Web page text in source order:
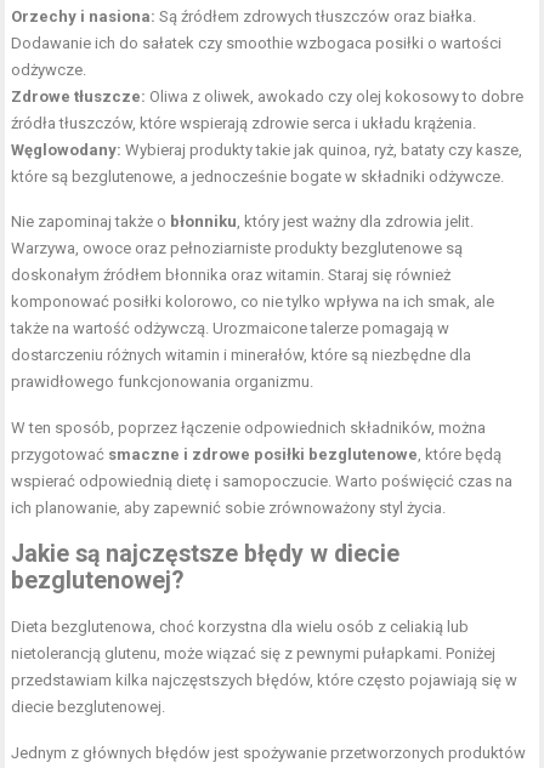
Orzechy i nasiona: Są źródłem zdrowych tłuszczów oraz białka.
Dodawanie ich do sałatek czy smoothie wzbogaca posiłki o wartości
odżywcze.
Zdrowe tłuszcze: Oliwa z oliwek, awokado czy olej kokosowy to dobre
źródła tłuszczów, które wspierają zdrowie serca i układu krążenia.
Węglowodany: Wybieraj produkty takie jak quinoa, ryż, bataty czy kasze,
które są bezglutenowe, a jednocześnie bogate w składniki odżywcze.
Nie zapominaj także o błonniku , który jest ważny dla zdrowia jelit.
Warzywa, owoce oraz pełnoziarniste produkty bezglutenowe są
doskonałym źródłem błonnika oraz witamin. Staraj się również
komponować posiłki kolorowo, co nie tylko wpływa na ich smak, ale
także na wartość odżywczą. Urozmaicone talerze pomagają w
dostarczeniu różnych witamin i minerałów, które są niezbędne dla
prawidłowego funkcjonowania organizmu.
W ten sposób, poprzez łączenie odpowiednich składników, można
przygotować smaczne i zdrowe posiłki bezglutenowe , które będą
wspierać odpowiednią dietę i samopoczucie. Warto poświęcić czas na
ich planowanie, aby zapewnić sobie zrównoważony styl życia.
Jakie są najczęstsze błędy w diecie
bezglutenowej?
Dieta bezglutenowa, choć korzystna dla wielu osób z celiakią lub
nietolerancją glutenu, może wiązać się z pewnymi pułapkami. Poniżej
przedstawiam kilka najczęstszych błędów, które często pojawiają się w
diecie bezglutenowej.
Jednym z głównych błędów jest spożywanie przetworzonych produktów